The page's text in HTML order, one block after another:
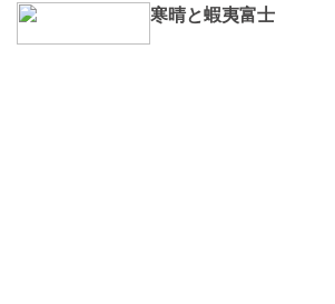
寒晴と蝦夷富士